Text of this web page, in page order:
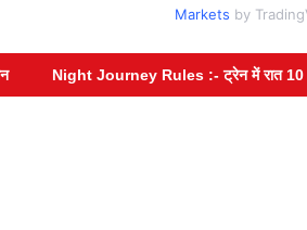
Markets by
Night Journey Rules :- ट्रेन में रात 10 बजे के बाद